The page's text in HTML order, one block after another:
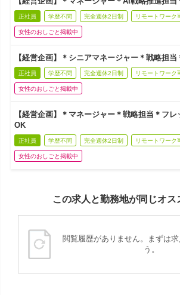
正社員 学歴不問 完全週休2日制 リモートワーク
女性のおしごと掲載中
【経営企画】＊シニアマネージャー＊戦略担
正社員 学歴不問 完全週休2日制 リモートワーク
女性のおしごと掲載中
【経営企画】＊マネージャー＊戦略担当＊フ
OK
正社員 学歴不問 完全週休2日制 リモートワーク
女性のおしごと掲載中
この求人と勤務地が同じオス
閲覧履歴がありません。まずは
う。